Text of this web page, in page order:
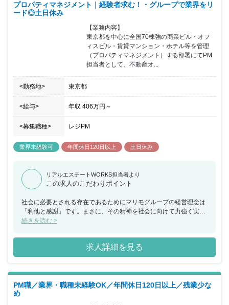
す。働き方の自由度も高く、リモートワークの積極的な推進・web
会議導入・時差出勤制度など、社員全員が良い仕事環境を整えるこ
とが出来るような制度を導入しています。
プロパティマネジメント｜経験者求む！・グループで業界をリ
ード◎土日休み
【業務内容】
東京都を中心に全国70棟強の商業ビル・オフ
ィスビル・賃貸マンション・ホテル等を管理
（プロパティマネジメント）する部署にてPM
担当者として、不動産オ...
<勤務地> 東京都
<給与> 年収 406万円 ～
<募集職種> レジPM
業界未経験可 年間休日120日以上 土日休み
リアルエステートWORKS担当者より
この求人のこだわりポイント
社会に必要とされる存在であるためにマリモグループの経営理念は
「利他と感謝」です。まさに、その精神を社会に向けて力強く実践
すべき時期にあると感じています。同社は今、10年ビジョンとして
以上、会社の変化は必然。企業人である以上、自らを変えていく勇
気と挑戦心は必須です。私たちは自らの殻を破り、多様性をもった
企業グループへの変貌を目指しています。今回、都内賃貸物件の受
集することとなりました。経験者の方は即戦力として、未経験者の
方は都内5～6棟を担当していただきながら業務を覚えていただきま
続きを読む >
求人詳細を見る
PM職／業界・職種未経験OK／年間休日120日以上／残業少な
め